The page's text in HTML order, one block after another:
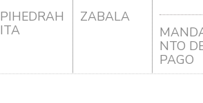
PIHEDRAH
ITA
ZABALA
NTO
PAGO